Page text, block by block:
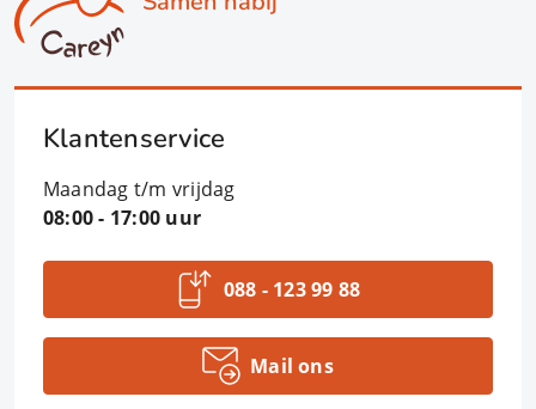
Klantenservice
Maandag t/m vrijdag
08:00 - 17:00 uur
088 - 123 99 88
Mail ons